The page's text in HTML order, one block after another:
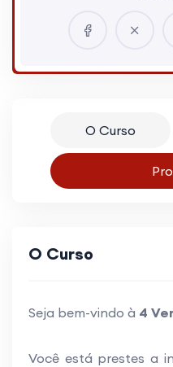
O Curso
O Curso
Seja bem-vindo à 4
Você está prestes a